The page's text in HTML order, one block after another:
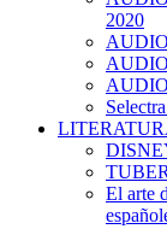
2020
AUDIO
AUDIO
El arte